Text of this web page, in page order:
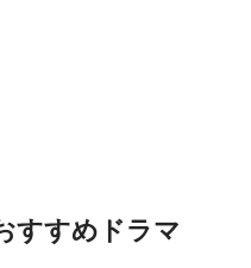
すすめドラマ